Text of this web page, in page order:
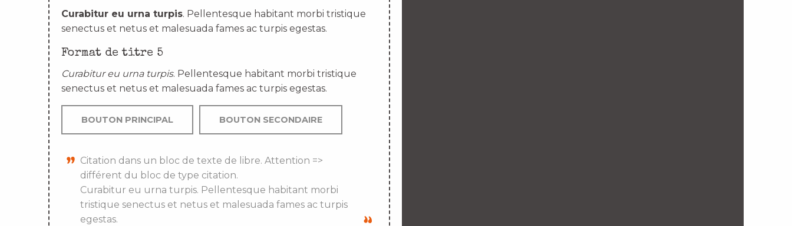
Curabitur eu urna turpis. Pellentesque habitant morbi tristique
senectus et netus et malesuada fames ac turpis egestas.
Format de titre 5
Curabitur eu urna turpis. Pellentesque habitant morbi tristique
senectus et netus et malesuada fames ac turpis egestas.
BOUTON PRINCIPAL BOUTON SECONDAIRE
Citation dans un bloc de texte de libre. Attention =>
différent du bloc de type citation.
Curabitur eu urna turpis. Pellentesque habitant morbi
tristique senectus et netus et malesuada fames ac turpis
egestas.